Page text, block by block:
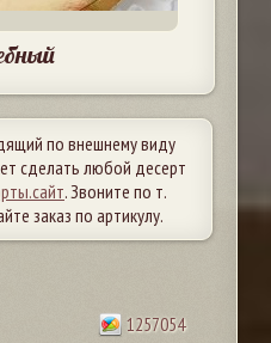
по внешнему виду
сделать любой десерт
. Звоните по т.
заказ по артикулу.
1257054